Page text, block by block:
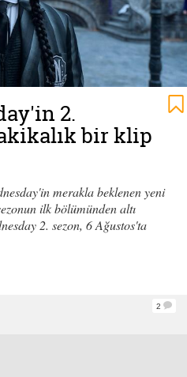
2.
bir klip
merakla beklenen yeni
ilk bölümünden altı
2. sezon, 6 Ağustos'ta
2